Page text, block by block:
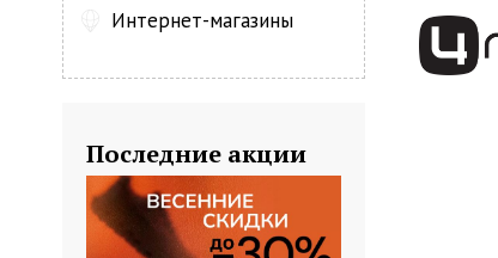
Кроме
Интернет-магазины
Последние акции